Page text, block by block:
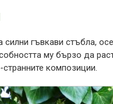
силни гъвкави стъбла,
му бързо да
композиции.